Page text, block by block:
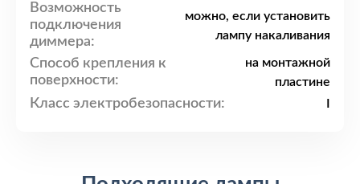
Возможность
подключения
диммера:
можно, если установить
лампу накаливания
Способ крепления к
поверхности:
на монтажной
пластине
Класс электробезопасности: